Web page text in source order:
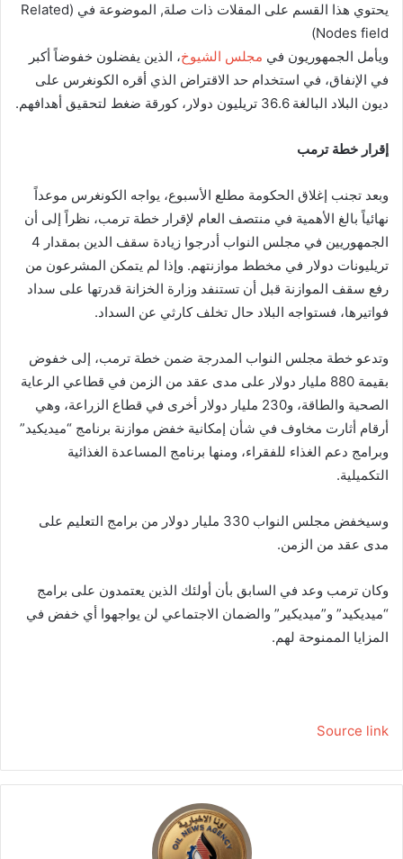
يحتوي هذا القسم على المقلات ذات صلة, الموضوعة في (Related
Nodes field)
ويأمل الجمهوريون في مجلس الشيوخ، الذين يفضلون خفوضاً أكبر
في الإنفاق، في استخدام حد الاقتراض الذي أقره الكونغرس على
ديون البلاد البالغة 36.6 تريليون دولار، كورقة ضغط لتحقيق أهدافهم.
إقرار خطة ترمب
وبعد تجنب إغلاق الحكومة مطلع الأسبوع، يواجه الكونغرس موعداً
نهائياً بالغ الأهمية في منتصف العام لإقرار خطة ترمب، نظراً إلى أن
الجمهوريين في مجلس النواب أدرجوا زيادة سقف الدين بمقدار 4
تريليونات دولار في مخطط موازنتهم. وإذا لم يتمكن المشرعون من
رفع سقف الموازنة قبل أن تستنفد وزارة الخزانة قدرتها على سداد
فواتيرها، فستواجه البلاد حال تخلف كارثي عن السداد.
وتدعو خطة مجلس النواب المدرجة ضمن خطة ترمب، إلى خفوض
بقيمة 880 مليار دولار على مدى عقد من الزمن في قطاعي الرعاية
الصحية والطاقة، و230 مليار دولار أخرى في قطاع الزراعة، وهي
أرقام أثارت مخاوف في شأن إمكانية خفض موازنة برنامج “ميديكيد”
وبرامج دعم الغذاء للفقراء، ومنها برنامج المساعدة الغذائية
التكميلية.
وسيخفض مجلس النواب 330 مليار دولار من برامج التعليم على
مدى عقد من الزمن.
وكان ترمب وعد في السابق بأن أولئك الذين يعتمدون على برامج
“ميديكيد” و”ميديكير” والضمان الاجتماعي لن يواجهوا أي خفض في
المزايا الممنوحة لهم.
Source link